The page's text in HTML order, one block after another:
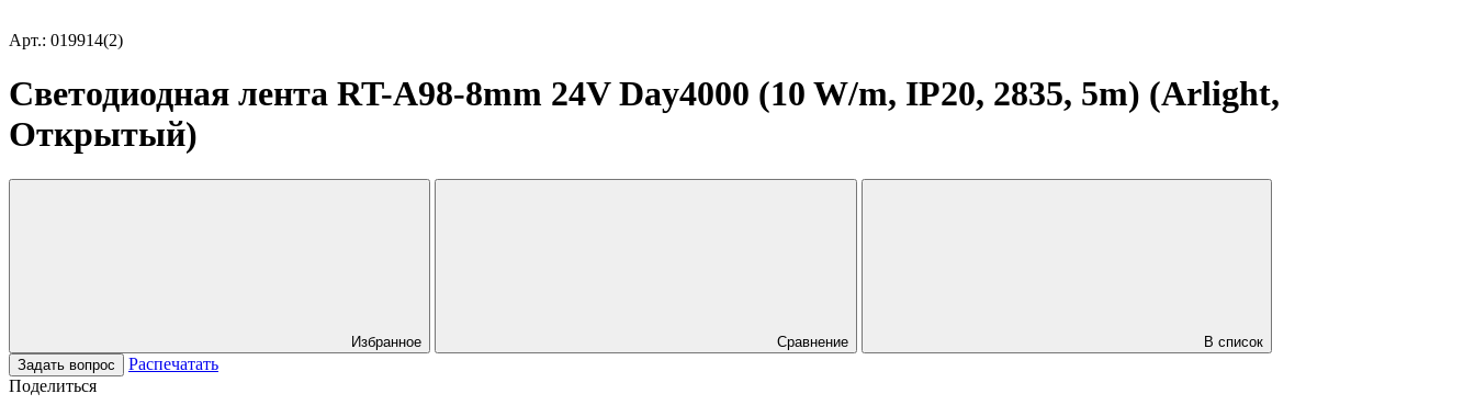
Арт.: 019914(2)
Светодиодная лента RT-A98-8mm 24V Day4000 (10 W/m, IP20, 2835, 5m) (Arlight,
Открытый)
Избранное Сравнение
В список
Задать вопрос
Распечатать
Поделиться